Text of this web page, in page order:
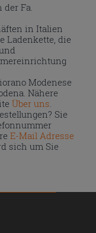
Fa.
in Italien
Ladenkette, die
Modenese
Nähere
Über uns
Sie
E-Mail Adresse
sich um Sie